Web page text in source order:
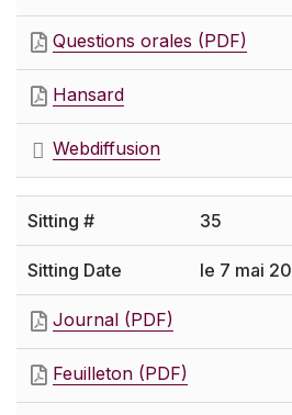
Questions orales (PDF)
Hansard
Webdiffusion
35
le 7 mai
Journal (PDF)
Feuilleton (PDF)